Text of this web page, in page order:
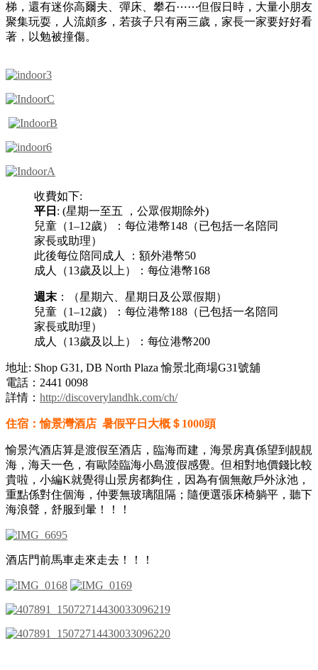
梯，還有迷你高爾夫、彈床、攀石⋯⋯但假日時，大量小朋友
聚集玩耍，人流頗多，若孩子只有兩三歲，家長一家要好好看
著，以勉被撞傷。
收費如下:
平日 : (星期一至五 ，公眾假期除外)
兒童（1–12歲）：每位港幣148（已包括一名陪同
家長或助理）
此後每位陪同成人 ：額外港幣50
成人（13歲及以上）：每位港幣168
週末 ：（星期六、星期日及公眾假期）
兒童（1–12歲）：每位港幣188（已包括一名陪同
家長或助理）
成人（13歲及以上）：每位港幣200
地址: Shop G31, DB North Plaza 愉景北商場G31號舖
電話：2441 0098
詳情： http://discoverylandhk.com/ch/
住宿：愉景灣酒店 暑假平日大概＄1000頭
愉景汽酒店算是渡假至酒店，臨海而建，海景房真係望到靚靚
海，海天一色，有歐陸臨海小島渡假感覺。但相對地價錢比較
貴啦，小編K就覺得山景房都夠住，因為有個無敵戶外泳池，
重點係對住個海，仲要無玻璃阻隔；隨便選張床椅躺平，聽下
海浪聲，舒服到暈！！！
酒店門前馬車走來走去！！！